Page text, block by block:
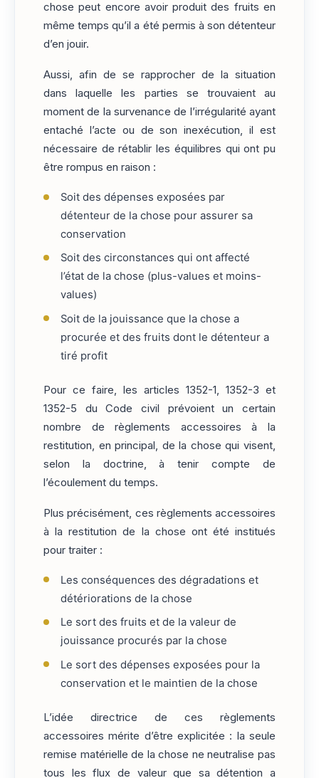
chose peut encore avoir produit des fruits en
même temps qu’il a été permis à son détenteur
d’en jouir.
Aussi, afin de se rapprocher de la situation
dans laquelle les parties se trouvaient au
moment de la survenance de l’irrégularité ayant
entaché l’acte ou de son inexécution, il est
nécessaire de rétablir les équilibres qui ont pu
être rompus en raison :
Soit des dépenses exposées par
détenteur de la chose pour assurer sa
conservation
Soit des circonstances qui ont affecté
l’état de la chose (plus-values et moins-
values)
Soit de la jouissance que la chose a
procurée et des fruits dont le détenteur a
tiré profit
Pour ce faire, les articles 1352-1, 1352-3 et
1352-5 du Code civil prévoient un certain
nombre de règlements accessoires à la
restitution, en principal, de la chose qui visent,
selon la doctrine, à tenir compte de
l’écoulement du temps.
Plus précisément, ces règlements accessoires
à la restitution de la chose ont été institués
pour traiter :
Les conséquences des dégradations et
détériorations de la chose
Le sort des fruits et de la valeur de
jouissance procurés par la chose
Le sort des dépenses exposées pour la
conservation et le maintien de la chose
L’idée directrice de ces règlements
accessoires mérite d’être explicitée : la seule
remise matérielle de la chose ne neutralise pas
tous les flux de valeur que sa détention a